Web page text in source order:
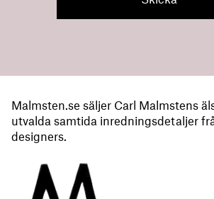
Malmsten.se säljer Carl Malmstens
utvalda samtida inredningsdetaljer
designers.